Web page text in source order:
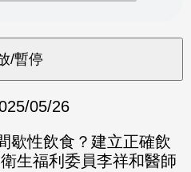
05/26
歇性飲食？建立正確飲
生福利委員李祥和醫師